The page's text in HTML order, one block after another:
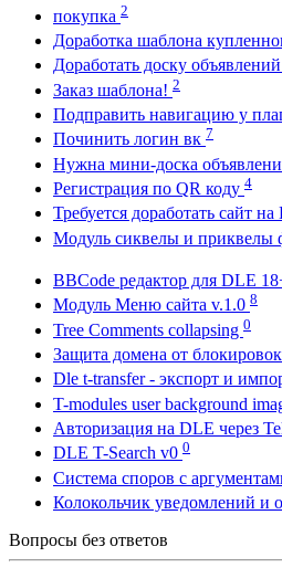
покупка 2
Доработка шаблона
Доработать доску
Заказ шаблона! 2
Подправить навигацию у
Починить логин вк 7
Нужна мини-доска
Регистрация по QR коду 4
Требуется доработать сайт
Модуль сиквелы и
BBCode редактор для DLE
Модуль Меню сайта v.1.0 8
Tree Comments collapsing 0
Защита домена от
Dle t-transfer - экспорт и
T-modules user background
Авторизация на DLE через
DLE T-Search v0 0
Система споров с
Колокольчик уведомлений и
Вопросы без ответов